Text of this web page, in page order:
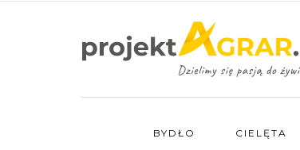
BYDŁO CIELĘTA